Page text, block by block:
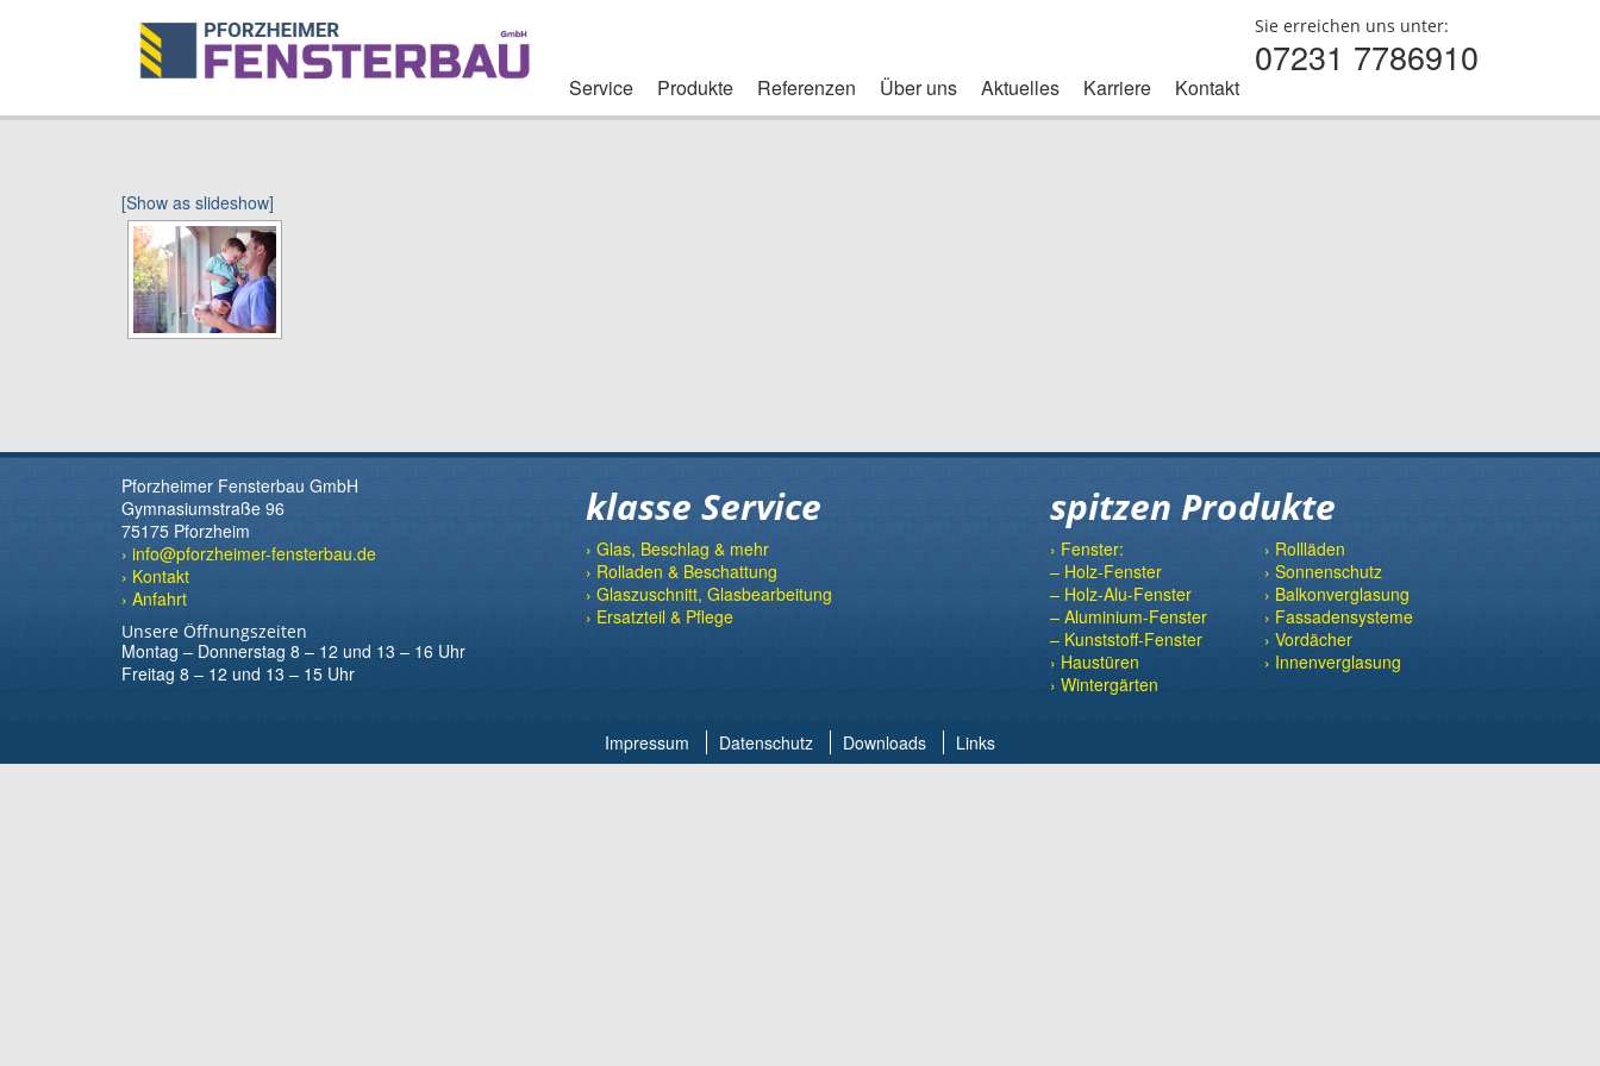
Sie erreichen uns unter:
07231 7786910
Service Produkte Referenzen Über uns Aktuelles Karriere Kontakt
[Show as slideshow]
Pforzheimer Fensterbau GmbH
Gymnasiumstraße 96
75175 Pforzheim
› info@pforzheimer-fensterbau.de
› Kontakt
› Anfahrt
Unsere Öffnungszeiten
Montag – Donnerstag 8 – 12 und 13 – 16 Uhr
Freitag 8 – 12 und 13 – 15 Uhr
klasse Service
› Glas, Beschlag & mehr
› Rolladen & Beschattung
› Glaszuschnitt, Glasbearbeitung
› Ersatzteil & Pflege
spitzen Produkte
› Fenster:
– Holz-Fenster
– Holz-Alu-Fenster
– Aluminium-Fenster
– Kunststoff-Fenster
› Haustüren
› Wintergärten
› Rollläden
› Sonnenschutz
› Balkonverglasung
› Fassadensysteme
› Vordächer
› Innenverglasung
Impressum Datenschutz Downloads Links